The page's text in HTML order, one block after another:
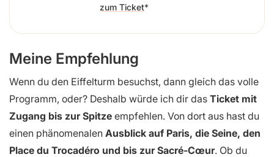
zum Ticket
Meine Empfehlung
Wenn du den Eiffelturm besuchst, dann gleich das volle
Programm, oder? Deshalb würde ich dir das Ticket mit
Zugang bis zur Spitze empfehlen. Von dort aus hast du
einen phänomenalen Ausblick auf Paris, die Seine, den
Place du Trocadéro und bis zur Sacré-Cœur. Ob du